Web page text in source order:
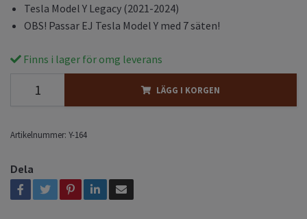
Tesla Model Y Legacy (2021-2024)
OBS! Passar EJ Tesla Model Y med 7 säten!
Finns i lager för omg leverans
LÄGG I KORGEN
Artikelnummer: Y-164
Dela